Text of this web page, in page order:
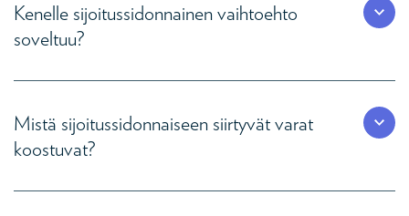
Kenelle sijoitussidonnainen vaihtoehto
soveltuu?
Mistä sijoitussidonnaiseen siirtyvät varat
koostuvat?